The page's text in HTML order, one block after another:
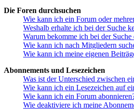
Die Foren durchsuchen
Wie kann ich ein Forum oder
Weshalb erhalte ich bei der Suche
Warum bekomme ich bei der Suche
Wie kann ich nach Mitgliedern
Wie kann ich meine eigenen
Abonnements und Lesezeichen
Was ist der Unterschied zwischen
Wie kann ich ein Lesezeichen auf
Wie kann ich ein Forum
Wie deaktiviere ich meine